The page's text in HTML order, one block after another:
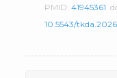
PMID:41945361
10.5543/